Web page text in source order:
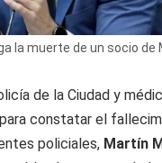
la muerte de un socio de
de la Ciudad y
constatar el
policiales, Martín